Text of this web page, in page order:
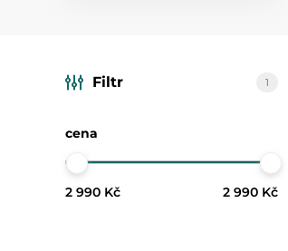
Filtr 1
cena
2 990 Kč 2 990 Kč